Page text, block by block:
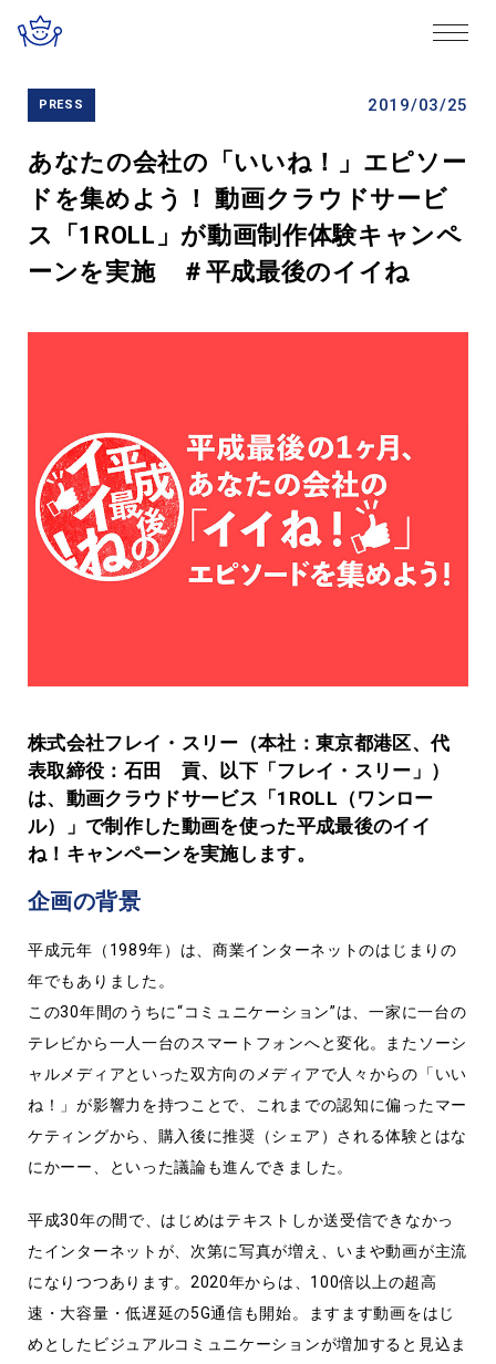
PRESS 2019/03/25
あなたの会社の「いいね！」エピソー
ドを集めよう！ 動画クラウドサービ
ス「1ROLL」が動画制作体験キャンペ
ーンを実施 ＃平成最後のイイね
株式会社フレイ・スリー（本社：東京都港区、代
表取締役：石田 貢、以下「フレイ・スリー」）
は、動画クラウドサービス「1ROLL（ワンロー
ル）」で制作した動画を使った平成最後のイイ
ね！キャンペーンを実施します。
企画の背景
平成元年（1989年）は、商業インターネットのはじまりの
年でもありました。
この30年間のうちに“コミュニケーション”は、一家に一台の
テレビから一人一台のスマートフォンへと変化。またソーシ
ャルメディアといった双方向のメディアで人々からの「いい
ね！」が影響力を持つことで、これまでの認知に偏ったマー
ケティングから、購入後に推奨（シェア）される体験とはな
にかーー、といった議論も進んできました。
平成30年の間で、はじめはテキストしか送受信できなかっ
たインターネットが、次第に写真が増え、いまや動画が主流
になりつつあります。2020年からは、100倍以上の超高
速・大容量・低遅延の5G通信も開始。ますます動画をはじ
めとしたビジュアルコミュニケーションが増加すると見込ま